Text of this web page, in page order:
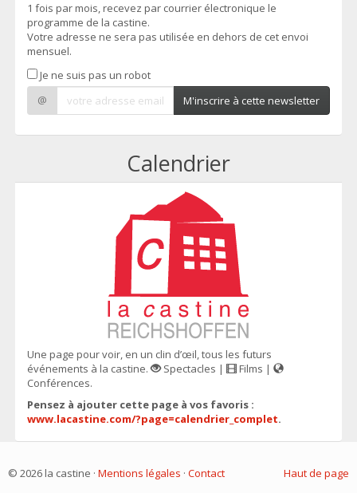
1 fois par mois, recevez par courrier électronique le
programme de la castine.
Votre adresse ne sera pas utilisée en dehors de cet envoi
mensuel.
Je ne suis pas un robot
@
M'inscrire à cette newsletter
Calendrier
Une page pour voir, en un clin d’œil, tous les futurs
événements à la castine.
Spectacles |
Films |
Conférences.
Pensez à ajouter cette page à vos favoris :
www.lacastine.com/?page=calendrier_complet.
Haut de page
© 2026 la castine · Mentions légales · Contact